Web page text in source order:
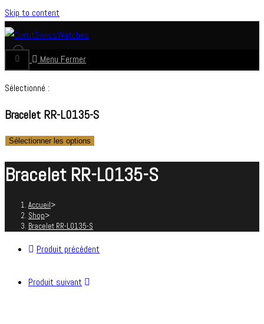
Skip to content
0 Menu Fermer
Sélectionné :
Bracelet RR-L0135-S
Sélectionner les options
Bracelet RR-L0135-S
Accueil>
Shop>
Bracelet RR-L0135-S
Produit précédent
Produit suivant